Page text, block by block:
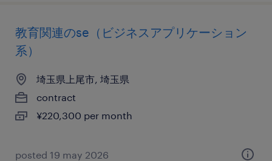
教育関連のse（ビジネスアプリケーション
系）
埼玉県上尾市, 埼玉県
contract
¥220,300 per month
posted 19 may 2026